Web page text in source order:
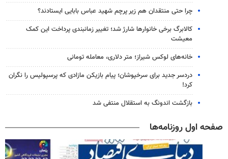
چرا حتی منتقدان هم زیر پرچم شهید عباس بابایی ایستادند؟
کالابرگ برخی خانوارها شارژ شد؛ تغییر زمانبندی پرداخت این کمک
معیشت
خانه‌های لوکس شیراز؛ متر دلاری، معامله تومانی
دردسر جدید برای سرخپوشان؛ پیام بازیکن مازادی که پرسپولیس را نگران
کرد!
بازگشت اندونگ به استقلال منتفی شد
صفحه اول روزنامه‌ها